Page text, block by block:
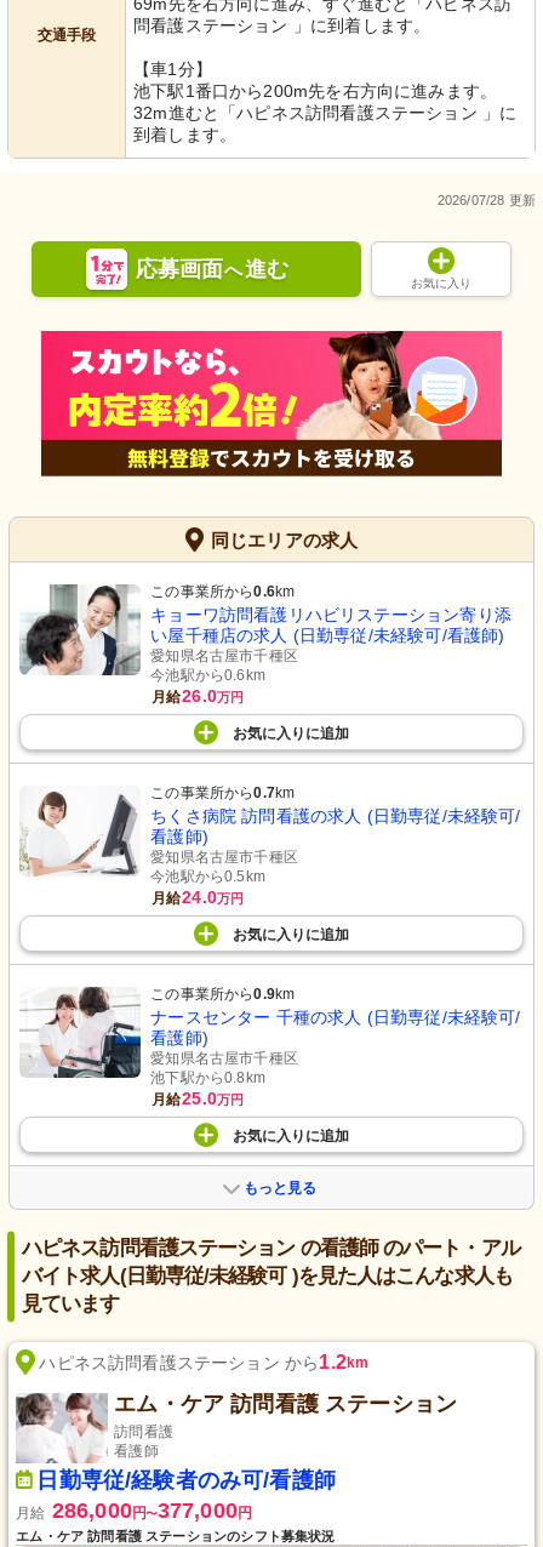
交通手段
69m先を右方向に進み、すぐ進むと「ハピネス訪
問看護ステーション 」に到着します。
【車1分】
池下駅1番口から200m先を右方向に進みます。
32m進むと「ハピネス訪問看護ステーション 」に
到着します。
2026/07/28 更新
応募画面へ進む
お気に入り
同じエリアの求人
この事業所から0.6km
キョーワ訪問看護リハビリステーション寄り添
い屋千種店の求人 (日勤専従/未経験可/看護師)
愛知県名古屋市千種区
今池駅から0.6km
月給26.0万円
お気に入り に追加
この事業所から0.7km
ちくさ病院 訪問看護の求人 (日勤専従/未経験可/
看護師)
愛知県名古屋市千種区
今池駅から0.5km
月給24.0万円
お気に入り に追加
この事業所から0.9km
ナースセンター 千種の求人 (日勤専従/未経験可/
看護師)
愛知県名古屋市千種区
池下駅から0.8km
月給25.0万円
お気に入り に追加
もっと見る
ハピネス訪問看護ステーション の看護師 のパート・アル
バイト求人(日勤専従/未経験可 )を見た人はこんな求人も
見ています
ハピネス訪問看護ステーション から1.2km
エム・ケア 訪問看護 ステーション
訪問看護
看護師
日勤専従/経験者のみ可/看護師
月給 286,000円〜377,000円
エム・ケア 訪問看護 ステーションのシフト募集状況